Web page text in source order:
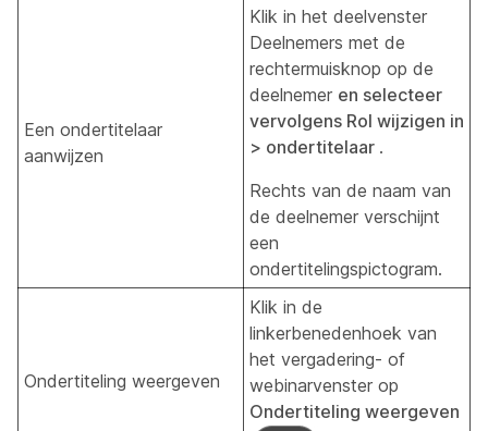
Een ondertitelaar
aanwijzen
Klik in het deelvenster
Deelnemers met de
rechtermuisknop op de
deelnemer en selecteer
vervolgens Rol wijzigen in
> ondertitelaar .
Rechts van de naam van
de deelnemer verschijnt
een
ondertitelingspictogram.
Ondertiteling weergeven
Klik in de
linkerbenedenhoek van
het vergadering- of
webinarvenster op
Ondertiteling weergeven